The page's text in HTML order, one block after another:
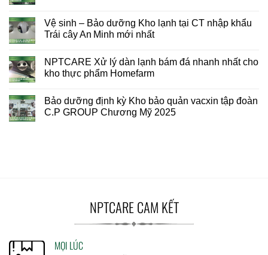
Vệ sinh – Bảo dưỡng Kho lạnh tại CT nhập khẩu
Trái cây An Minh mới nhất
NPTCARE Xử lý dàn lạnh bám đá nhanh nhất cho
kho thực phẩm Homefarm
Bảo dưỡng định kỳ Kho bảo quản vacxin tập đoàn
C.P GROUP Chương Mỹ 2025
NPTCARE CAM KẾT
MỌI LÚC